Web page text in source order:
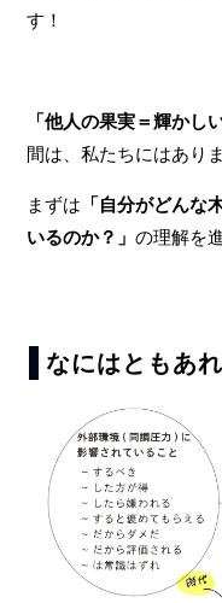
す！
「他人の果実＝輝かし
間は、私たちにはあり
まずは 「自分がどんな
いるのか？」の理解を
なにはともあ